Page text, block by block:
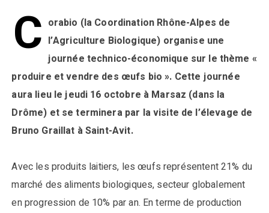
C orabio (la Coordination Rhône-Alpes de
l’Agriculture Biologique) organise une
journée technico-économique sur le thème «
produire et vendre des œufs bio ». Cette journée
aura lieu le jeudi 16 octobre à Marsaz (dans la
Drôme) et se terminera par la visite de l’élevage de
Bruno Graillat à Saint-Avit.
Avec les produits laitiers, les œufs représentent 21% du
marché des aliments biologiques, secteur globalement
en progression de 10% par an. En terme de production